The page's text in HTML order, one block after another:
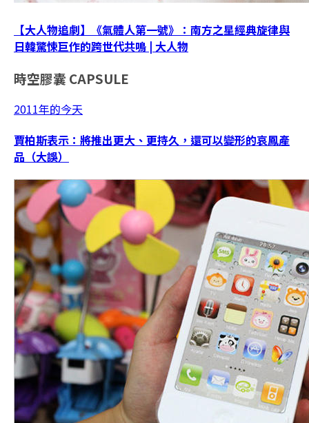
【大人物追劇】《氣體人第一號》：南方之星經典旋律與
日韓驚悚巨作的跨世代共鳴 | 大人物
時空膠囊 CAPSULE
2011年的今天
賈柏斯表示：將推出更大、更持久，還可以變形的哀鳳產
品（大誤）